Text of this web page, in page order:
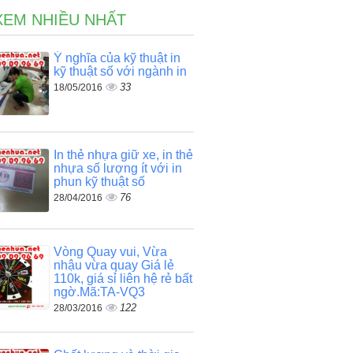
NHIỀU NHẤT
Ý nghĩa của kỹ thuật in
kỹ thuật số với ngành in
18/05/2016 33
In thẻ nhựa giữ xe, in thẻ
nhựa số lượng ít với in
phun kỹ thuật số
28/04/2016 76
Vòng Quay vui, Vừa
nhậu vừa quay Giá lẻ
110k, giá sỉ liên hệ rẻ bất
ngờ.Mã:TA-VQ3
28/03/2016 122